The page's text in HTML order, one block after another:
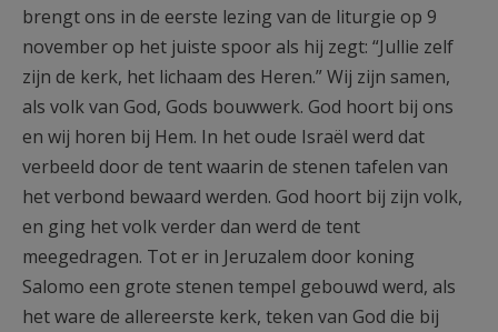
brengt ons in de eerste lezing van de liturgie op 9
november op het juiste spoor als hij zegt: “Jullie zelf
zijn de kerk, het lichaam des Heren.” Wij zijn samen,
als volk van God, Gods bouwwerk. God hoort bij ons
en wij horen bij Hem. In het oude Israël werd dat
verbeeld door de tent waarin de stenen tafelen van
het verbond bewaard werden. God hoort bij zijn volk,
en ging het volk verder dan werd de tent
meegedragen. Tot er in Jeruzalem door koning
Salomo een grote stenen tempel gebouwd werd, als
het ware de allereerste kerk, teken van God die bij